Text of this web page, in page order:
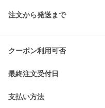
注文から発送まで
クーポン利用可否
最終注文受付日
支払い方法